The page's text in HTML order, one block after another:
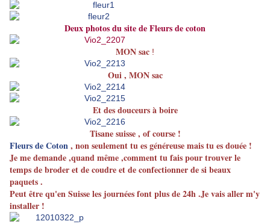
Deux photos du site de Fleurs de coton
MON sac !
Oui , MON sac
Et des douceurs à boire
Tisane suisse , of course !
Fleurs de Coton, non seulement tu es généreuse mais tu es douée !
Je me demande ,quand même ,comment tu fais pour trouver le
temps de broder et de coudre et de confectionner de si beaux
paquets .
Peut être qu'en Suisse les journées font plus de 24h .Je vais aller m'y
installer !